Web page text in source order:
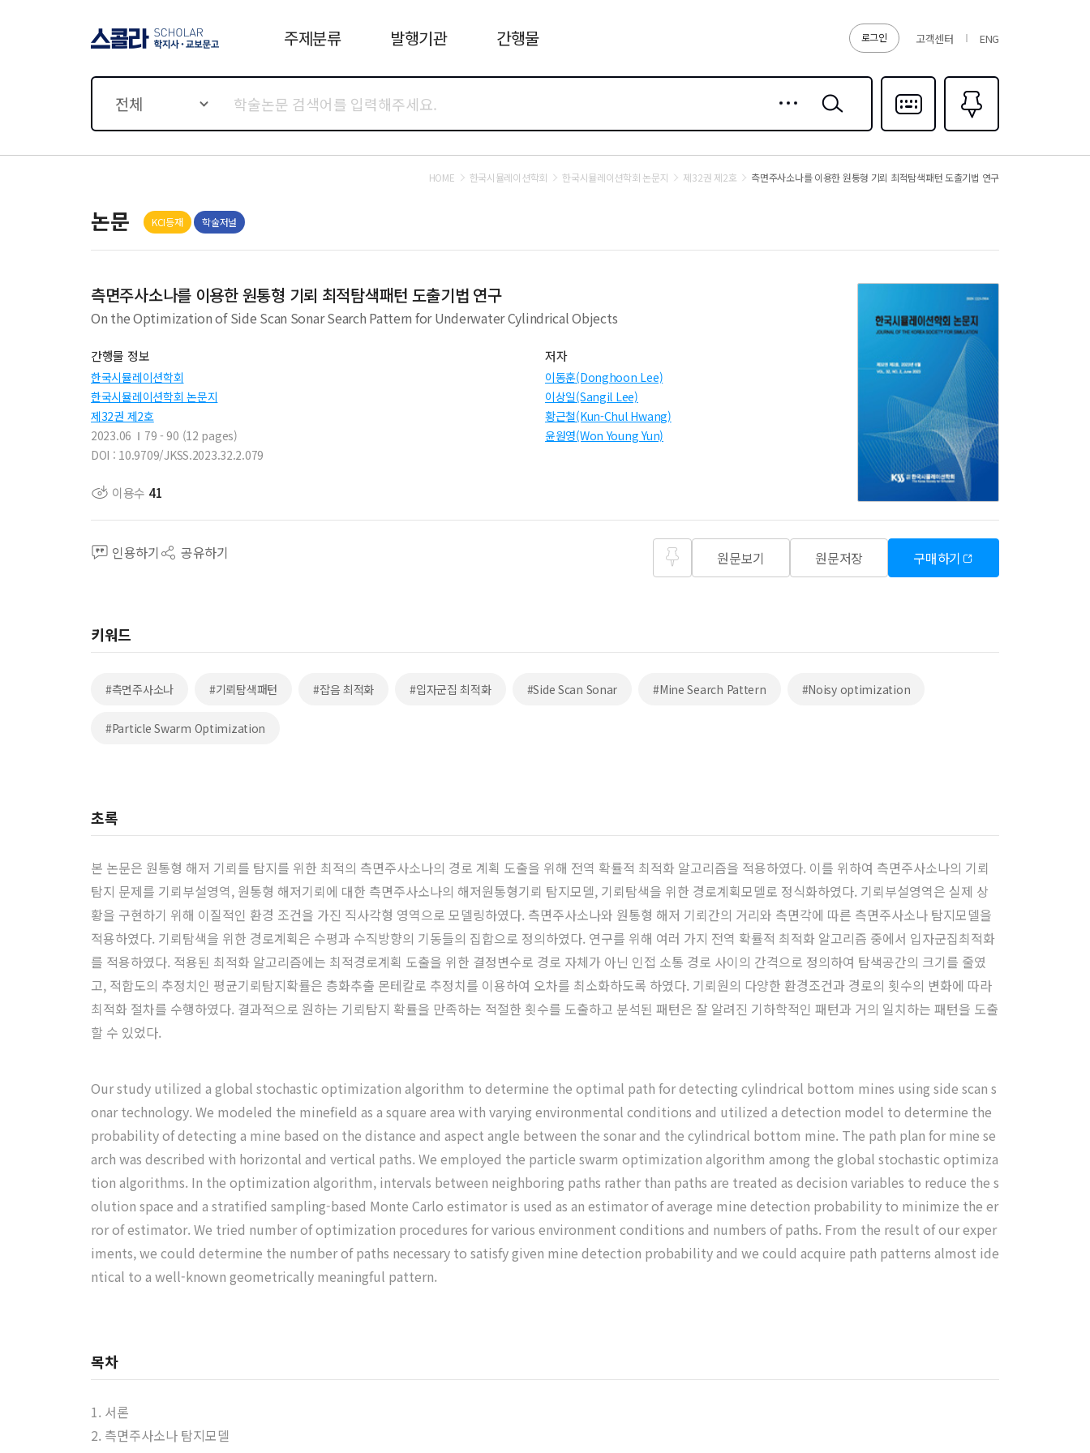
로그인 고객센터 ENG
주제분류 발행기관 간행물
전체
검색
다국어입력
즐겨찾기0
HOME 한국시뮬레이션학회 한국시뮬레이션학회 논문지 제32권 제2호 측면주사소나를 이용한 원통형 기뢰 최적탐색패턴 도출기법 연구
논문 KCI등재 학술저널
측면주사소나를 이용한 원통형 기뢰 최적탐색패턴 도출기법 연구
On the Optimization of Side Scan Sonar Search Pattern for Underwater Cylindrical Objects
간행물 정보
한국시뮬레이션학회
한국시뮬레이션학회 논문지
제32권 제2호
2023.06
79 - 90 (12 pages)
DOI : 10.9709/JKSS.2023.32.2.079
저자
이동훈(Donghoon Lee)
이상일(Sangil Lee)
황근철(Kun-Chul Hwang)
윤원영(Won Young Yun)
이용수 41
인용하기 공유하기 원문보기 원문저장 구매하기
키워드
#측면주사소나 #기뢰탐색패턴 #잡음 최적화 #입자군집 최적화 #Side Scan Sonar #Mine Search Pattern #Noisy optimization
#Particle Swarm Optimization
초록
본 논문은 원통형 해저 기뢰를 탐지를 위한 최적의 측면주사소나의 경로 계획 도출을 위해 전역 확률적 최적화 알고리즘을 적용하였다. 이를 위하여 측면주사소나의 기뢰
탐지 문제를 기뢰부설영역, 원통형 해저기뢰에 대한 측면주사소나의 해저원통형기뢰 탐지모델, 기뢰탐색을 위한 경로계획모델로 정식화하였다. 기뢰부설영역은 실제 상
황을 구현하기 위해 이질적인 환경 조건을 가진 직사각형 영역으로 모델링하였다. 측면주사소나와 원통형 해저 기뢰간의 거리와 측면각에 따른 측면주사소나 탐지모델을
적용하였다. 기뢰탐색을 위한 경로계획은 수평과 수직방향의 기동들의 집합으로 정의하였다. 연구를 위해 여러 가지 전역 확률적 최적화 알고리즘 중에서 입자군집최적화
를 적용하였다. 적용된 최적화 알고리즘에는 최적경로계획 도출을 위한 결정변수로 경로 자체가 아닌 인접 소통 경로 사이의 간격으로 정의하여 탐색공간의 크기를 줄였
고, 적합도의 추정치인 평균기뢰탐지확률은 층화추출 몬테칼로 추정치를 이용하여 오차를 최소화하도록 하였다. 기뢰원의 다양한 환경조건과 경로의 횟수의 변화에 따라
최적화 절차를 수행하였다. 결과적으로 원하는 기뢰탐지 확률을 만족하는 적절한 횟수를 도출하고 분석된 패턴은 잘 알려진 기하학적인 패턴과 거의 일치하는 패턴을 도출
할 수 있었다.
Our study utilized a global stochastic optimization algorithm to determine the optimal path for detecting cylindrical bottom mines using side scan s
onar technology. We modeled the minefield as a square area with varying environmental conditions and utilized a detection model to determine the
probability of detecting a mine based on the distance and aspect angle between the sonar and the cylindrical bottom mine. The path plan for mine se
arch was described with horizontal and vertical paths. We employed the particle swarm optimization algorithm among the global stochastic optimiza
tion algorithms. In the optimization algorithm, intervals between neighboring paths rather than paths are treated as decision variables to reduce the s
olution space and a stratified sampling-based Monte Carlo estimator is used as an estimator of average mine detection probability to minimize the er
ror of estimator. We tried number of optimization procedures for various environment conditions and numbers of paths. From the result of our exper
iments, we could determine the number of paths necessary to satisfy given mine detection probability and we could acquire path patterns almost ide
ntical to a well-known geometrically meaningful pattern.
목차
1. 서론
2. 측면주사소나 탐지모델